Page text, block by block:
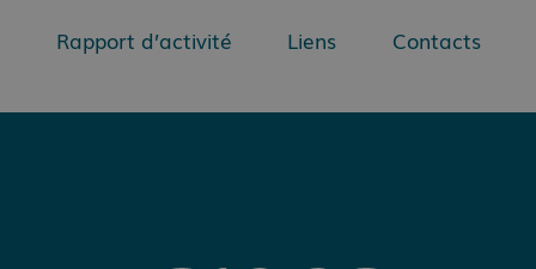
Rapport d’activité Liens Contacts